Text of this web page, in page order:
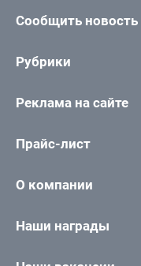
Сообщить новость
Рубрики
Реклама на сайте
Прайс-лист
О компании
Наши награды